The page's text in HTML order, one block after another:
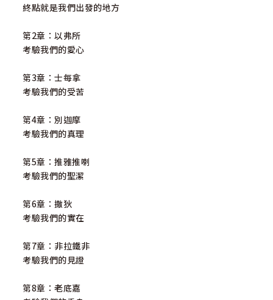
終點就是我們出發的地方
第2章：以弗所
考驗我們的愛心
第3章：士每拿
考驗我們的受苦
第4章：別迦摩
考驗我們的真理
第5章：推雅推喇
考驗我們的聖潔
第6章：撒狄
考驗我們的實在
第7章：非拉鐵非
考驗我們的見證
第8章：老底嘉